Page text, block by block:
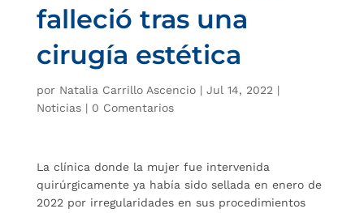
falleció tras una
cirugía estética
por Natalia Carrillo Ascencio| Jul 14, 2022 |
Noticias| 0 Comentarios
La clínica donde la mujer fue intervenida
quirúrgicamente ya había sido sellada en enero de
2022 por irregularidades en sus procedimientos